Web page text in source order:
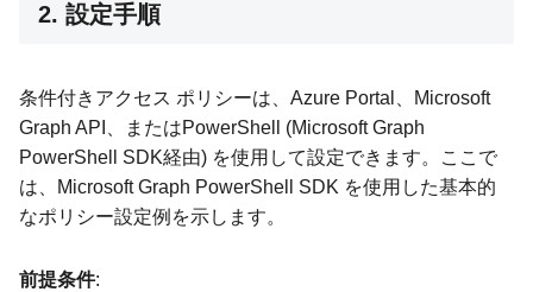
2. 設定手順
条件付きアクセス ポリシーは、Azure Portal、Microsoft
Graph API、またはPowerShell (Microsoft Graph
PowerShell SDK経由) を使用して設定できます。ここで
は、Microsoft Graph PowerShell SDK を使用した基本的
なポリシー設定例を示します。
前提条件: